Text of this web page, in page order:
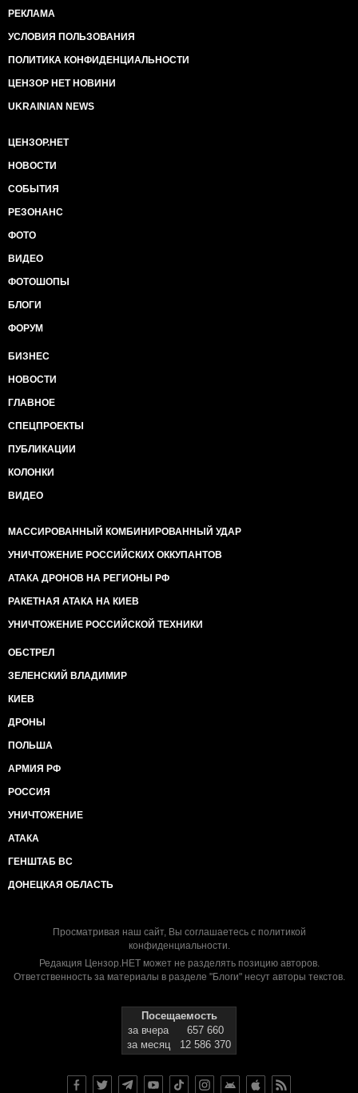
РЕКЛАМА
УСЛОВИЯ ПОЛЬЗОВАНИЯ
ПОЛИТИКА КОНФИДЕНЦИАЛЬНОСТИ
ЦЕНЗОР НЕТ НОВИНИ
UKRAINIAN NEWS
ЦЕНЗОР.НЕТ
НОВОСТИ
СОБЫТИЯ
РЕЗОНАНС
ФОТО
ВИДЕО
ФОТОШОПЫ
БЛОГИ
ФОРУМ
БИЗНЕС
НОВОСТИ
ГЛАВНОЕ
СПЕЦПРОЕКТЫ
ПУБЛИКАЦИИ
КОЛОНКИ
ВИДЕО
МАССИРОВАННЫЙ КОМБИНИРОВАННЫЙ УДАР
УНИЧТОЖЕНИЕ РОССИЙСКИХ ОККУПАНТОВ
АТАКА ДРОНОВ НА РЕГИОНЫ РФ
РАКЕТНАЯ АТАКА НА КИЕВ
УНИЧТОЖЕНИЕ РОССИЙСКОЙ ТЕХНИКИ
ОБСТРЕЛ
ЗЕЛЕНСКИЙ ВЛАДИМИР
КИЕВ
ДРОНЫ
ПОЛЬША
АРМИЯ РФ
РОССИЯ
УНИЧТОЖЕНИЕ
АТАКА
ГЕНШТАБ ВС
ДОНЕЦКАЯ ОБЛАСТЬ
Просматривая наш сайт, Вы соглашаетесь с политикой
конфиденциальности.
Редакция Цензор.НЕТ может не разделять позицию авторов.
Ответственность за материалы в разделе "Блоги" несут авторы текстов.
Посещаемость
за вчера
657 660
за месяц
12 586 370